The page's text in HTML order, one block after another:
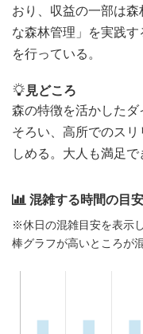
おり、収益の一部は
な森林管理」を実践
を行っている。
見どころ
森の特徴を活かした
そろい、高所でのス
しめる。大人も満足で
混雑する時間の目安
※休日の混雑目安を表示し
棒グラフが高いところが